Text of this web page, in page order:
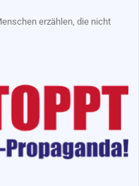
erzählen, die nicht